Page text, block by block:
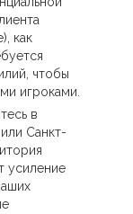
как
чтобы
игроками.
в
Санкт-
усиление